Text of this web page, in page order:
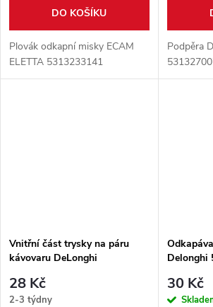
DO KOŠÍKU
Plovák odkapní misky ECAM
ELETTA 5313233141
Podpěra
Vnitřní část trysky na páru
kávovaru DeLonghi
28 Kč
2-3 týdny
Delonghi
30 Kč